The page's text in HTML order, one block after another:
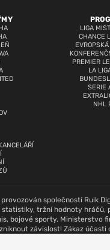
LIGA
CHANCE
PREMIER
LA
SERIE
NHL
společností Ruik
statistiky, tržní hodnoty hráčů,
bojové sporty. Ministerstvo
závislost! Zákaz účasti